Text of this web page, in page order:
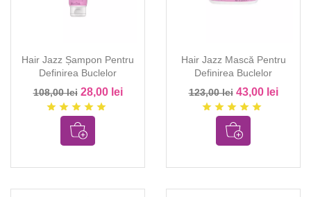
Hair Jazz Șampon Pentru
Definirea Buclelor
108,00 lei 28,00 lei
star star star star star
Hair Jazz Mască Pentru
Definirea Buclelor
123,00 lei 43,00 lei
star star star star star